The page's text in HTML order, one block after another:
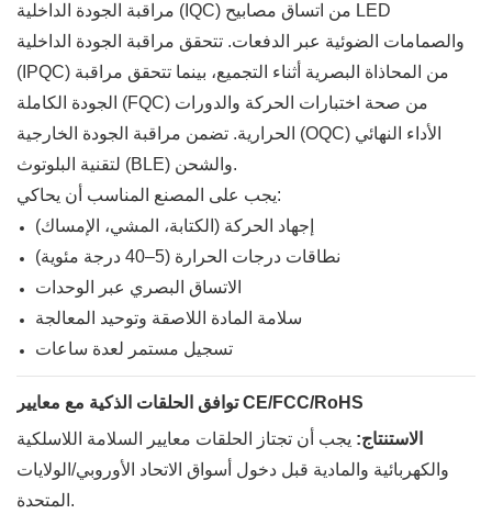
مراقبة الجودة الداخلية (IQC) من اتساق مصابيح LED
والصمامات الضوئية عبر الدفعات. تتحقق مراقبة الجودة الداخلية
(IPQC) من المحاذاة البصرية أثناء التجميع، بينما تتحقق مراقبة
الجودة الكاملة (FQC) من صحة اختبارات الحركة والدورات
الحرارية. تضمن مراقبة الجودة الخارجية (OQC) الأداء النهائي
لتقنية البلوتوث (BLE) والشحن.
يجب على المصنع المناسب أن يحاكي:
إجهاد الحركة (الكتابة، المشي، الإمساك)
نطاقات درجات الحرارة (5–40 درجة مئوية)
الاتساق البصري عبر الوحدات
سلامة المادة اللاصقة وتوحيد المعالجة
تسجيل مستمر لعدة ساعات
توافق الحلقات الذكية مع معايير CE/FCC/RoHS
الاستنتاج: يجب أن تجتاز الحلقات معايير السلامة اللاسلكية
والكهربائية والمادية قبل دخول أسواق الاتحاد الأوروبي/الولايات
المتحدة.